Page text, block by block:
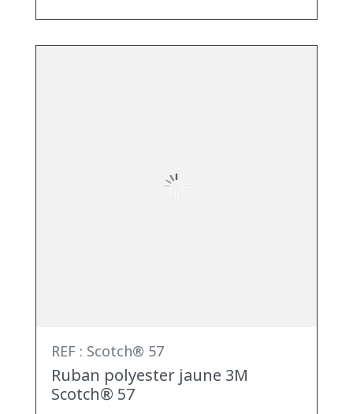
REF : Scotch® 57
Ruban polyester jaune 3M
Scotch® 57